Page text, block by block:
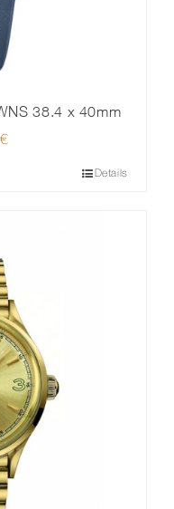
38.4 x 40mm
€
Details